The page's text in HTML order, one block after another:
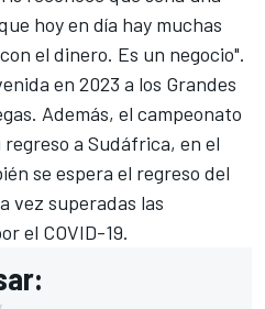
hoy en día hay muchas
el dinero. Es un negocio".
en 2023 a los Grandes
Además, el campeonato
a Sudáfrica, en el
se espera el regreso del
vez superadas las
el COVID-19.